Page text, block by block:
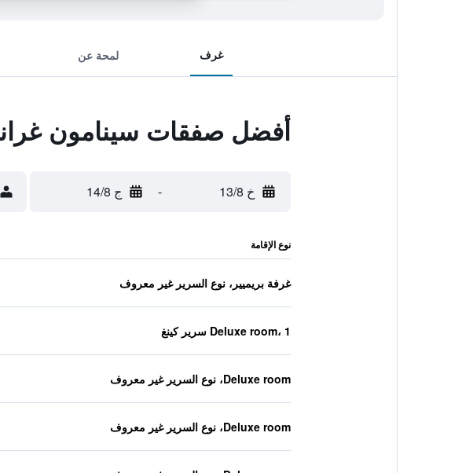
غرف لمحة عن
أفضل صفقات سينامون
خ 13/8 - ج 14/8
نوع الإقامة
غرفة بريميير، نوع السرير غير معروف
Deluxe room، 1 سرير كينغ
Deluxe room، نوع السرير غير معروف
Deluxe room، نوع السرير غير معروف